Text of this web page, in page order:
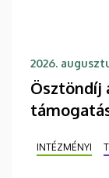
2026.
Ösztöndíj
INTÉZMÉNYI